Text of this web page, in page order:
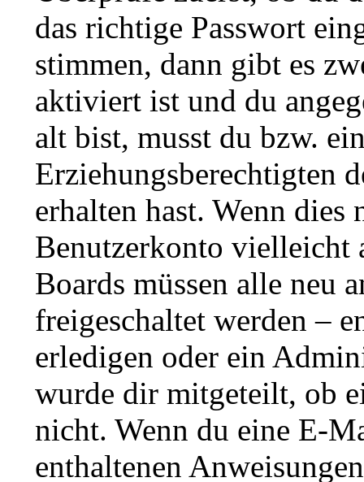
das richtige Passwort
stimmen, dann gibt es
aktiviert ist und du
alt bist, musst du bzw.
Erziehungsberechtigten
erhalten hast. Wenn
Benutzerkonto vielleicht
Boards müssen alle neu
freigeschaltet werden –
erledigen oder ein
wurde dir mitgeteilt, ob
nicht. Wenn du eine E-
enthaltenen